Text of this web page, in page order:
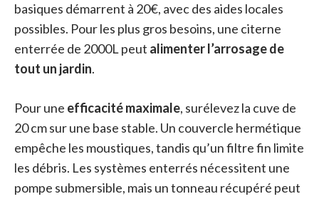
basiques démarrent à 20€, avec des aides locales
possibles. Pour les plus gros besoins, une citerne
enterrée de 2000L peut alimenter l’arrosage de
tout un jardin.
Pour une efficacité maximale, surélevez la cuve de
20 cm sur une base stable. Un couvercle hermétique
empêche les moustiques, tandis qu’un filtre fin limite
les débris. Les systèmes enterrés nécessitent une
pompe submersible, mais un tonneau récupéré peut